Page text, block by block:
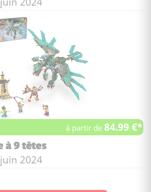
à partir de84.99 €*
à 9 têtes
:
de figurines :
Date de sortie :
juin 2024